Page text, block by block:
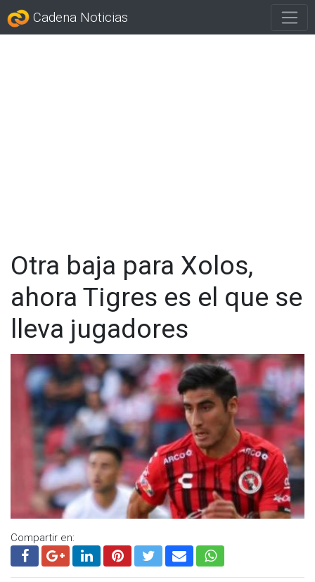
Cadena Noticias
Otra baja para Xolos,
ahora Tigres es el que se
lleva jugadores
Compartir en: